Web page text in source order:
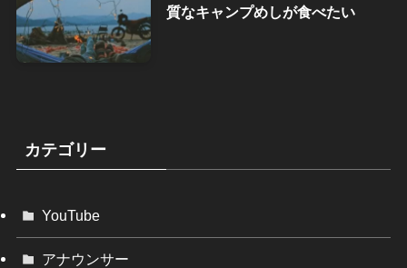
質なキャンプめしが食べたい
カテゴリー
YouTube
アナウンサー